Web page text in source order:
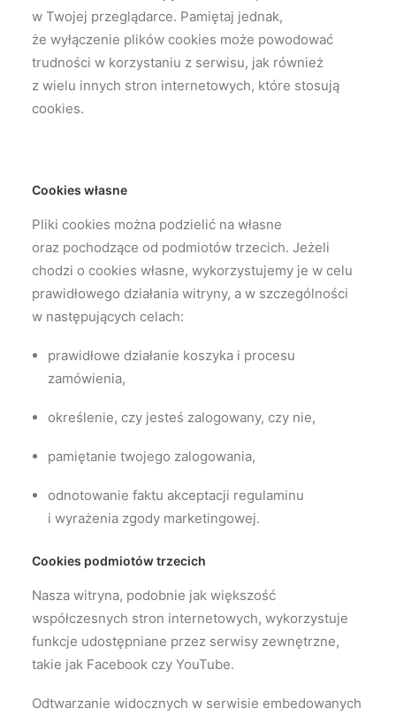
w Twojej przeglądarce. Pamiętaj jednak,
że wyłączenie plików cookies może powodować
trudności w korzystaniu z serwisu, jak również
z wielu innych stron internetowych, które stosują
cookies.
Cookies własne
Pliki cookies można podzielić na własne
oraz pochodzące od podmiotów trzecich. Jeżeli
chodzi o cookies własne, wykorzystujemy je w celu
prawidłowego działania witryny, a w szczególności
w następujących celach:
prawidłowe działanie koszyka i procesu
zamówienia,
określenie, czy jesteś zalogowany, czy nie,
pamiętanie twojego zalogowania,
odnotowanie faktu akceptacji regulaminu
i wyrażenia zgody marketingowej.
Cookies podmiotów trzecich
Nasza witryna, podobnie jak większość
współczesnych stron internetowych, wykorzystuje
funkcje udostępniane przez serwisy zewnętrzne,
takie jak Facebook czy YouTube.
Odtwarzanie widocznych w serwisie embedowanych